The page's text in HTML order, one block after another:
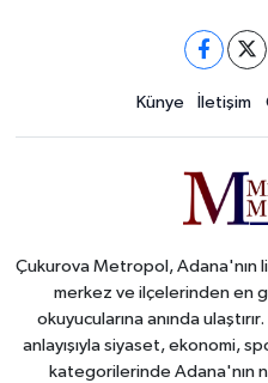
Künye İletişim
Çukurova Metropol, Adana'nın
merkez ve ilçelerinden en
okuyucularına anında
anlayışıyla siyaset, ekonomi,
kategorilerinde Adana'nın